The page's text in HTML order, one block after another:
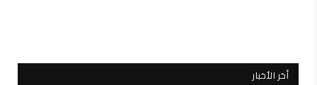
أخر الأخبار